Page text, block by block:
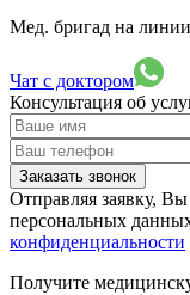
Мед. бригад на
Чат с доктором
Консультация об
Заказать звонок
Отправляя заявку, Вы
персональных
конфиденциальности
Получите